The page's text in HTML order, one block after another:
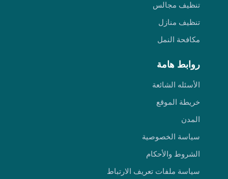
تنظيف مجالس
تنظيف منازل
مكافحة النمل
روابط هامة
الأسئله الشائعة
خريطة الموقع
المدن
سياسة الخصوصية
الشروط والأحكام
سياسة ملفات تعريف الارتباط